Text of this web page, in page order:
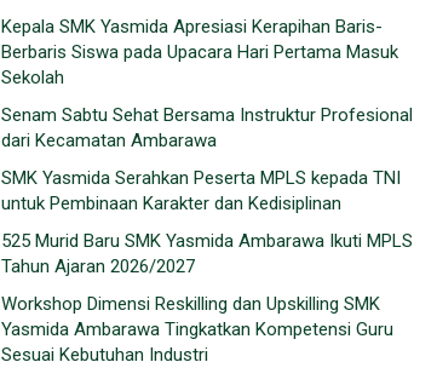
Kepala SMK Yasmida Apresiasi Kerapihan Baris-
Berbaris Siswa pada Upacara Hari Pertama Masuk
Sekolah
Senam Sabtu Sehat Bersama Instruktur Profesional
dari Kecamatan Ambarawa
SMK Yasmida Serahkan Peserta MPLS kepada TNI
untuk Pembinaan Karakter dan Kedisiplinan
525 Murid Baru SMK Yasmida Ambarawa Ikuti MPLS
Tahun Ajaran 2026/2027
Workshop Dimensi Reskilling dan Upskilling SMK
Yasmida Ambarawa Tingkatkan Kompetensi Guru
Sesuai Kebutuhan Industri